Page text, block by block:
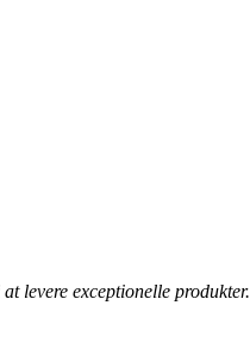
levere exceptionelle produkter.